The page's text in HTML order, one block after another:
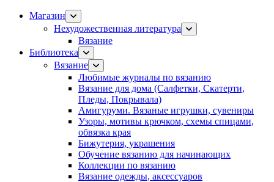
Магазин
Нехудожественная литература
Вязание
Библиотека
Вязание
Любимые журналы по вязанию
Вязание для дома (Салфетки, Скатерти,
Пледы, Покрывала)
Амигуруми. Вязаные игрушки, сувениры
Узоры, мотивы крючком, схемы спицами,
обвязка края
Бижутерия, украшения
Обучение вязанию для начинающих
Коллекции по вязанию
Вязание одежды, аксессуаров